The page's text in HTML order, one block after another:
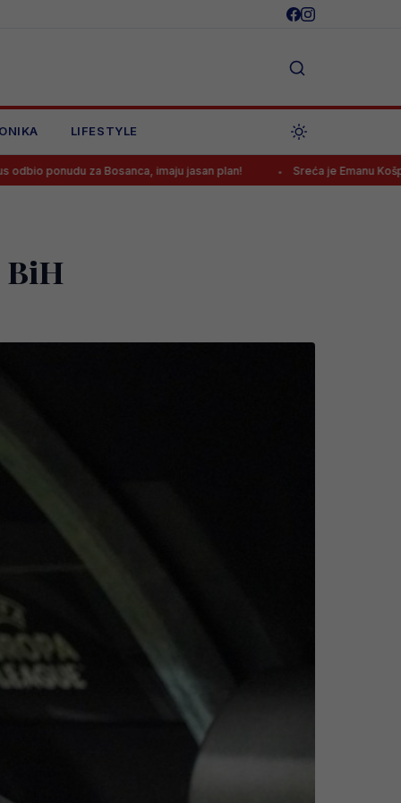
LIFESTYLE
Bosanca, imaju jasan plan! Sreća je Emanu Košpi ponovo
BiH